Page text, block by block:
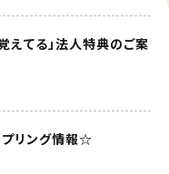
てる」法人特典のご案
プリング情報☆